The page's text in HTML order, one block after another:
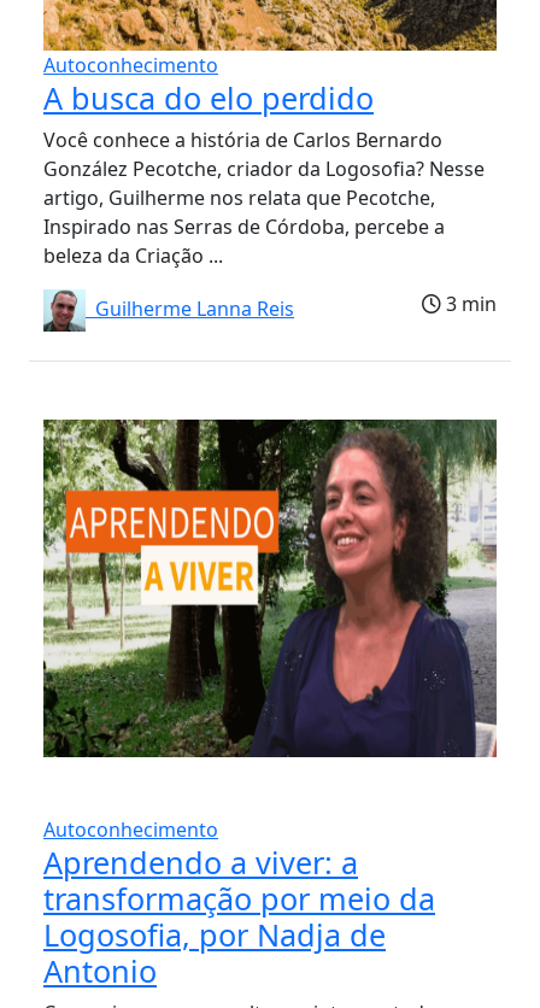
Autoconhecimento
A busca do elo perdido
Você conhece a história de Carlos Bernardo
González Pecotche, criador da Logosofia? Nesse
artigo, Guilherme nos relata que Pecotche,
Inspirado nas Serras de Córdoba, percebe a
beleza da Criação ...
Guilherme Lanna Reis
3 min
Autoconhecimento
Aprendendo a viver: a
transformação por meio da
Logosofia, por Nadja de
Antonio